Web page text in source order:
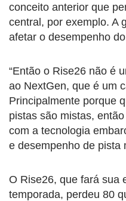
conceito anterior que
central, por exemplo. A
afetar o desempenho
“Então o Rise26 não é
ao NextGen, que é um
Principalmente porque
pistas são mistas,
com a tecnologia
e desempenho de pista
O Rise26, que fará sua
temporada, perdeu 80